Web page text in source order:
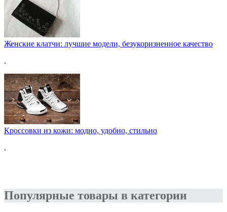
Женские клатчи: лучшие модели, безукоризненное качество
.
Кроссовки из кожи: модно, удобно, стильно
.
Популярные товары в категории